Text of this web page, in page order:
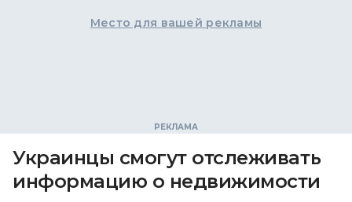
Место для вашей рекламы
Украинцы смогут отслеживать
информацию о недвижимости